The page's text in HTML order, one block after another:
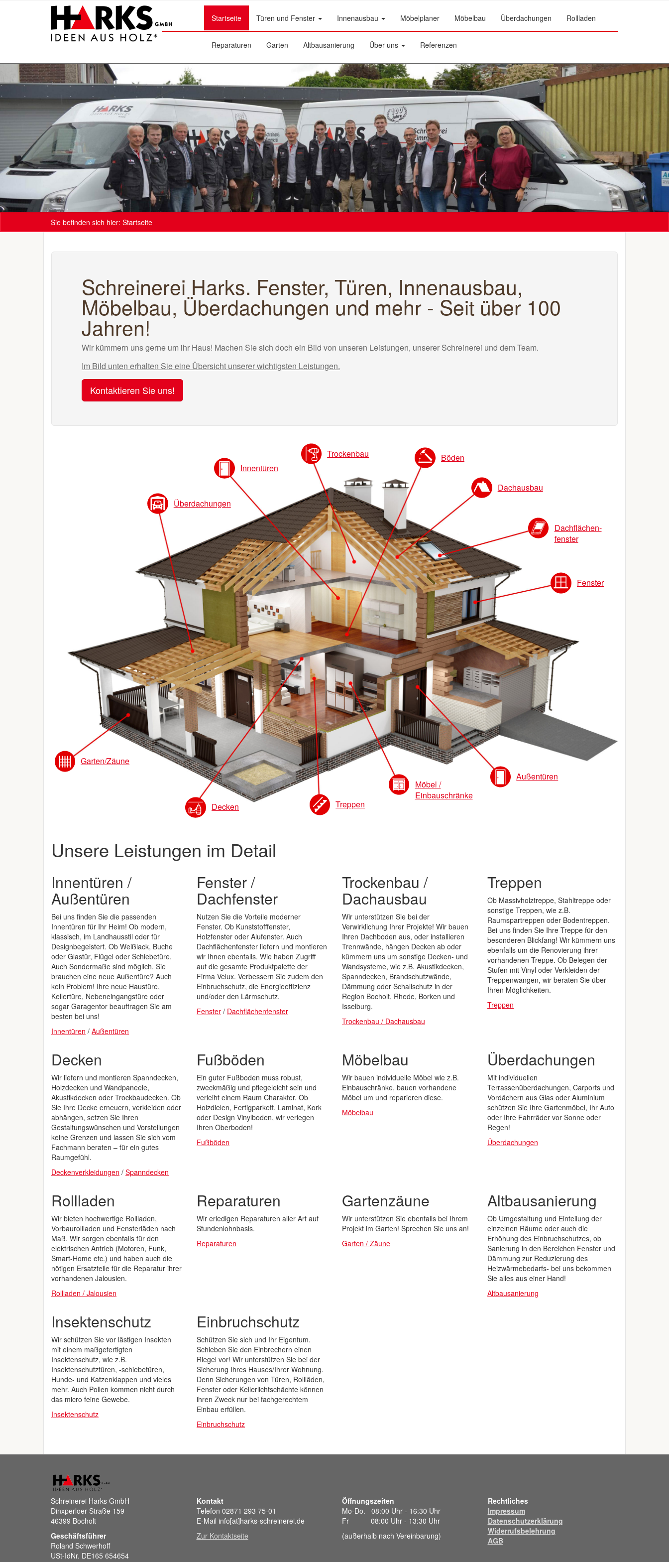
Startseite Türen und Fenster Innenausbau Möbelplaner Möbelbau Überdachungen Rollladen
Reparaturen Garten Altbausanierung Über uns Referenzen
Sie befinden sich hier: Startseite
Schreinerei Harks. Fenster, Türen, Innenausbau,
Möbelbau, Überdachungen und mehr - Seit über 100
Jahren!
Wir kümmern uns gerne um ihr Haus! Machen Sie sich doch ein Bild von unseren Leistungen, unserer Schreinerei und dem Team.
Im Bild unten erhalten Sie eine Übersicht unserer wichtigsten Leistungen.
Kontaktieren Sie uns!
Dachausbau
Böden
Dachflächen-
fenster
Fenster
Treppen
Möbel /
Einbauschränke
Innentüren
Außentüren
Trockenbau
Überdachungen
Garten/Zäune
Decken
Unsere Leistungen im Detail
Innentüren /
Außentüren
Bei uns finden Sie die passenden
Innentüren für Ihr Heim! Ob modern,
klassisch, im Landhausstil oder für
Designbegeistert. Ob Weißlack, Buche
oder Glastür, Flügel oder Schiebetüre.
Auch Sondermaße sind möglich. Sie
brauchen eine neue Außentüre? Auch
kein Problem! Ihre neue Haustüre,
Kellertüre, Nebeneingangstüre oder
sogar Garagentor beauftragen Sie am
besten bei uns!
Innentüren / Außentüren
Fenster /
Dachfenster
Nutzen Sie die Vorteile moderner
Fenster. Ob Kunststofffenster,
Holzfenster oder Alufenster. Auch
Dachflächenfenster liefern und montieren
wir Ihnen ebenfalls. Wie haben Zugriff
auf die gesamte Produktpalette der
Firma Velux. Verbessern Sie zudem den
Einbruchschutz, die Energieeffizienz
und/oder den Lärmschutz.
Fenster / Dachflächenfenster
Trockenbau /
Dachausbau
Wir unterstützen Sie bei der
Verwirklichung Ihrer Projekte! Wir bauen
Ihren Dachboden aus, oder installieren
Trennwände, hängen Decken ab oder
kümmern uns um sonstige Decken- und
Wandsysteme, wie z.B. Akustikdecken,
Spanndecken, Brandschutzwände,
Dämmung oder Schallschutz in der
Region Bocholt, Rhede, Borken und
Isselburg.
Trockenbau / Dachausbau
Treppen
Ob Massivholztreppe, Stahltreppe oder
sonstige Treppen, wie z.B.
Raumspartreppen oder Bodentreppen.
Bei uns finden Sie Ihre Treppe für den
besonderen Blickfang! Wir kümmern uns
ebenfalls um die Renovierung ihrer
vorhandenen Treppe. Ob Belegen der
Stufen mit Vinyl oder Verkleiden der
Treppenwangen, wir beraten Sie über
Ihren Möglichkeiten.
Treppen
Decken
Wir liefern und montieren Spanndecken,
Holzdecken und Wandpaneele,
Akustikdecken oder Trockbaudecken. Ob
Sie Ihre Decke erneuern, verkleiden oder
abhängen, setzen Sie Ihren
Gestaltungswünschen und Vorstellungen
keine Grenzen und lassen Sie sich vom
Fachmann beraten – für ein gutes
Raumgefühl.
Deckenverkleidungen / Spanndecken
Fußböden
Ein guter Fußboden muss robust,
zweckmäßig und pflegeleicht sein und
verleiht einem Raum Charakter. Ob
Holzdielen, Fertigparkett, Laminat, Kork
oder Design Vinylboden, wir verlegen
Ihren Oberboden!
Fußböden
Möbelbau
Wir bauen individuelle Möbel wie z.B.
Einbauschränke, bauen vorhandene
Möbel um und reparieren diese.
Möbelbau
Überdachungen
Mit individuellen
Terrassenüberdachungen, Carports und
Vordächern aus Glas oder Aluminium
schützen Sie Ihre Gartenmöbel, Ihr Auto
oder Ihre Fahrräder vor Sonne oder
Regen!
Überdachungen
Rollladen
Wir bieten hochwertige Rollladen,
Vorbaurollladen und Fensterläden nach
Maß. Wir sorgen ebenfalls für den
elektrischen Antrieb (Motoren, Funk,
Smart-Home etc.) und haben auch die
nötigen Ersatzteile für die Reparatur ihrer
vorhandenen Jalousien.
Rollladen / Jalousien
Reparaturen
Wir erledigen Reparaturen aller Art auf
Stundenlohnbasis.
Reparaturen
Gartenzäune
Wir unterstützen Sie ebenfalls bei Ihrem
Projekt im Garten! Sprechen Sie uns an!
Garten / Zäune
Altbausanierung
Ob Umgestaltung und Einteilung der
einzelnen Räume oder auch die
Erhöhung des Einbruchschutzes, ob
Sanierung in den Bereichen Fenster und
Dämmung zur Reduzierung des
Heizwärmebedarfs- bei uns bekommen
Sie alles aus einer Hand!
Altbausanierung
Insektenschutz
Wir schützen Sie vor lästigen Insekten
mit einem maßgefertigten
Insektenschutz, wie z.B.
Insektenschutztüren, -schiebetüren,
Hunde- und Katzenklappen und vieles
mehr. Auch Pollen kommen nicht durch
das micro feine Gewebe.
Insektenschutz
Einbruchschutz
Schützen Sie sich und Ihr Eigentum.
Schieben Sie den Einbrechern einen
Riegel vor! Wir unterstützen Sie bei der
Sicherung Ihres Hauses/Ihrer Wohnung.
Denn Sicherungen von Türen, Rollläden,
Fenster oder Kellerlichtschächte können
ihren Zweck nur bei fachgerechtem
Einbau erfüllen.
Einbruchschutz
Schreinerei Harks GmbH
Dinxperloer Straße 159
46399 Bocholt
Geschäftsführer
Roland Schwerhoff
USt-IdNr. DE165 654654
Kontakt
Telefon 02871 293 75-01
E-Mail info[at]harks-schreinerei.de
Zur Kontaktseite
Öffnungszeiten
Mo-Do. 08:00 Uhr - 16:30 Uhr
Fr 08:00 Uhr - 13:30 Uhr
(außerhalb nach Vereinbarung)
Rechtliches
Impressum
Datenschutzerklärung
Widerrufsbelehrung
AGB